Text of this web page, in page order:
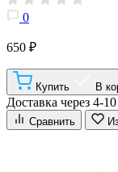
0
650 ₽
Купить В
Доставка через 4-
Сравнить